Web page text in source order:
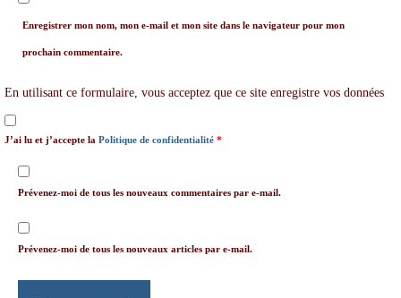
Enregistrer mon nom, mon e-mail et mon site dans le navigateur pour mon
prochain commentaire.
En utilisant ce formulaire, vous acceptez que ce site enregistre vos données
J’ai lu et j’accepte la Politique de confidentialité *
Prévenez-moi de tous les nouveaux commentaires par e-mail.
Prévenez-moi de tous les nouveaux articles par e-mail.